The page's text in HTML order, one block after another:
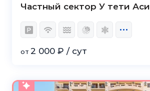
Частный сектор У тети Аси
от 2 000 ₽ / сут